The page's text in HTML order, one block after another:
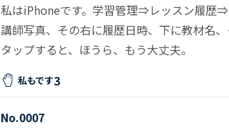
私はiPhoneです。学習管理⇒レッスン履歴
講師写真、その右に履歴日時、下に教材名
タップすると、ほうら、もう大丈夫。
私もです3
No.0007